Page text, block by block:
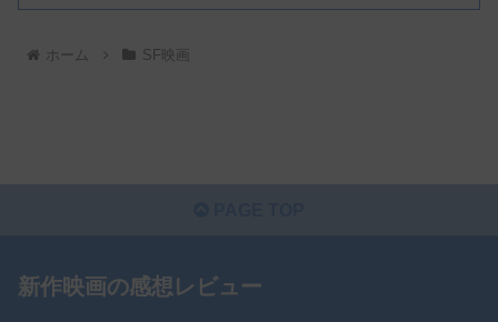
ホーム SF映画
新作映画の感想レビュー